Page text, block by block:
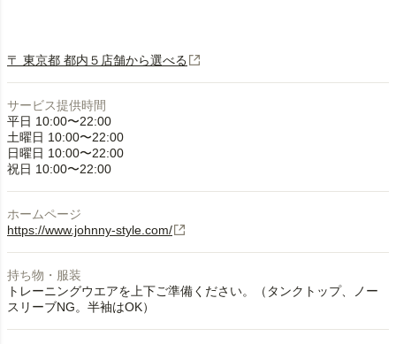
〒 東京都 都内５店舗から選べる
サービス提供時間
平日 10:00〜22:00
土曜日 10:00〜22:00
日曜日 10:00〜22:00
ホームページ
https://www.johnny-style.com/
持ち物・服装
トレーニングウエアを上下ご準備ください。（タンクトップ、ノー
スリーブNG。半袖はOK）